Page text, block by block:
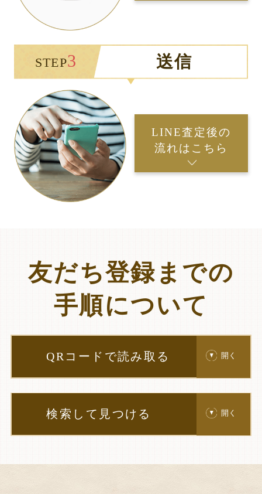
STEP3 送信
LINE査定後の
流れはこちら
友だち登録までの
手順について
QRコードで読み取る 開く
検索して見つける 開く